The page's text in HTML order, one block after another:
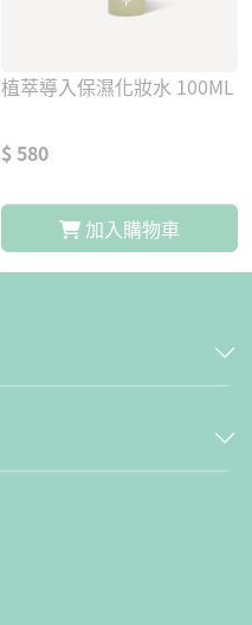
植萃導入保濕化妝水 100ML
$ 580
加入購物車